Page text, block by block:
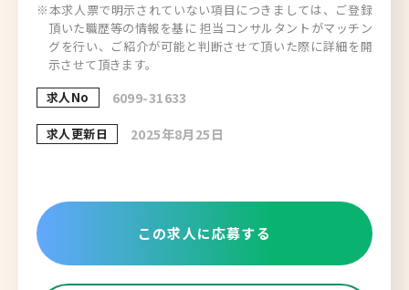
※本求人票で明示されていない項目につきましては、ご登録
頂いた職歴等の情報を基に 担当コンサルタントがマッチン
グを行い、ご紹介が可能と判断させて頂いた際に詳細を開
示させて頂きます。
求人No
6099-31633
求人更新日 2025年8月25日
この求人に応募する